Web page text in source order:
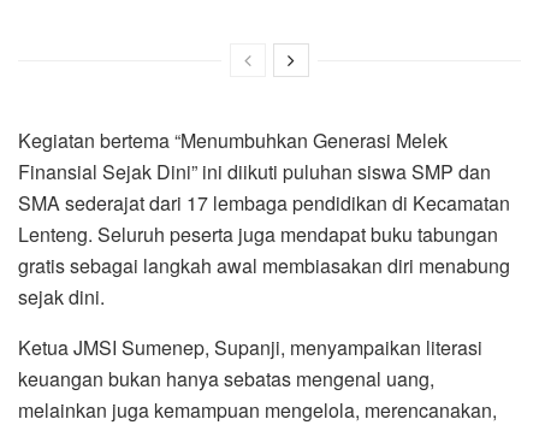
Kegiatan bertema “Menumbuhkan Generasi Melek
Finansial Sejak Dini” ini diikuti puluhan siswa SMP dan
SMA sederajat dari 17 lembaga pendidikan di Kecamatan
Lenteng. Seluruh peserta juga mendapat buku tabungan
gratis sebagai langkah awal membiasakan diri menabung
sejak dini.
Ketua JMSI Sumenep, Supanji, menyampaikan literasi
keuangan bukan hanya sebatas mengenal uang,
melainkan juga kemampuan mengelola, merencanakan,